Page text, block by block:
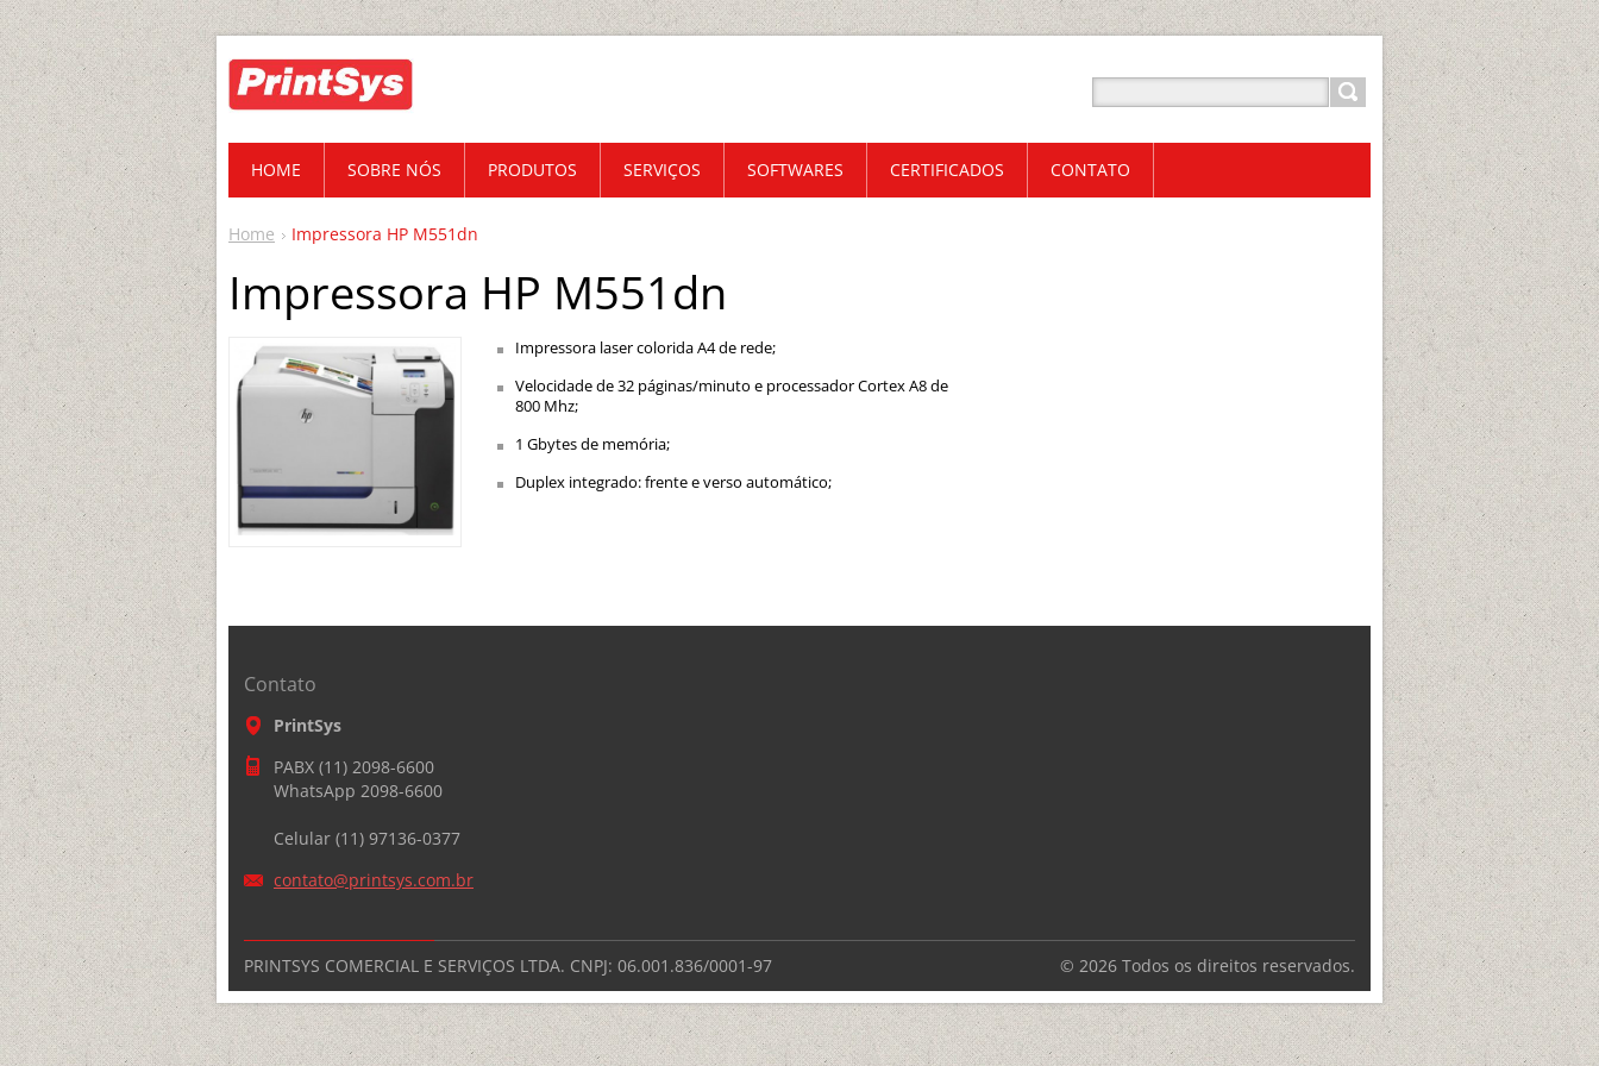
Home Impressora HP M551dn
Impressora HP M551dn
Impressora laser colorida A4 de rede;
Velocidade de 32 páginas/minuto e processador Cortex A8 de
800 Mhz;
1 Gbytes de memória;
Duplex integrado: frente e verso automático;
HOME SOBRE NÓS PRODUTOS SERVIÇOS SOFTWARES CERTIFICADOS CONTATO
Contato
PrintSys
PABX (11) 2098-6600
WhatsApp 2098-6600
Celular (11) 97136-0377
contato@printsys.com.br
PRINTSYS COMERCIAL E SERVIÇOS LTDA. CNPJ: 06.001.836/0001-97 © 2026 Todos os direitos reservados.